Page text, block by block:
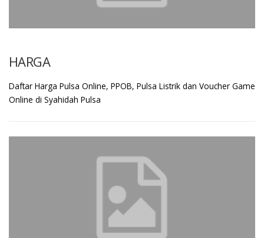
HARGA
Daftar Harga Pulsa Online, PPOB, Pulsa Listrik dan Voucher Game
Online di Syahidah Pulsa